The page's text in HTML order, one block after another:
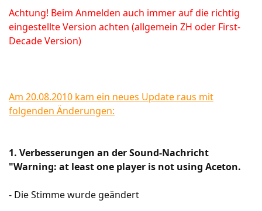
Achtung! Beim Anmelden auch immer auf die richtig
eingestellte Version achten (allgemein ZH oder First-
Decade Version)
Am 20.08.2010 kam ein neues Update raus mit
folgenden Änderungen:
1. Verbesserungen an der Sound-Nachricht
"Warning: at least one player is not using Aceton.
- Die Stimme wurde geändert